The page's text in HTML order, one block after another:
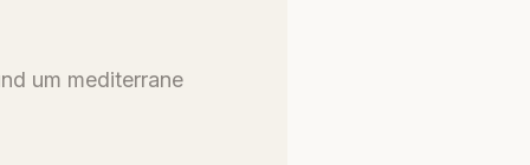
um mediterrane